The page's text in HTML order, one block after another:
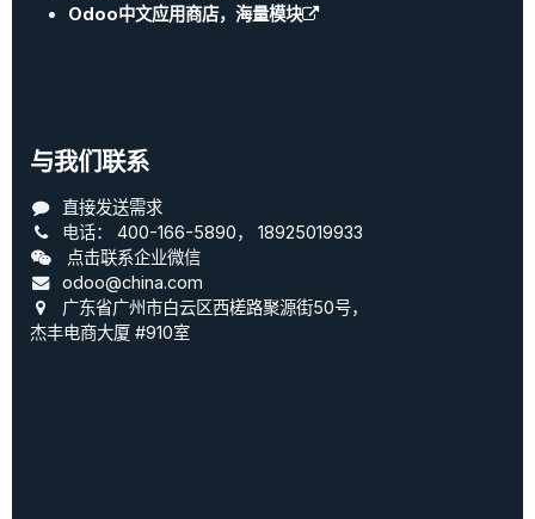
Odoo中文应用商店，海量模块
与我们联系
直接发送需求
电话： 400-166-5890， 18925019933
点击联系企业微信
odoo@china.com
广东省广州市白云区西槎路聚源街50号，
杰丰电商大厦 #910室